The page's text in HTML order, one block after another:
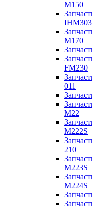
M150
IHM303
M170
FM230
011
M22
M222S
210
M223S
M224S